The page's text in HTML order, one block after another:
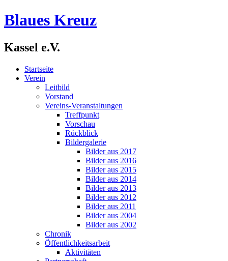
Blaues Kreuz
Kassel e.V.
Startseite
Verein
Leitbild
Vorstand
Vereins-Veranstaltungen
Treffpunkt
Vorschau
Rückblick
Bildergalerie
Bilder aus 2017
Bilder aus 2016
Bilder aus 2015
Bilder aus 2014
Bilder aus 2013
Bilder aus 2012
Bilder aus 2011
Bilder aus 2004
Bilder aus 2002
Chronik
Öffentlichkeitsarbeit
Aktivitäten